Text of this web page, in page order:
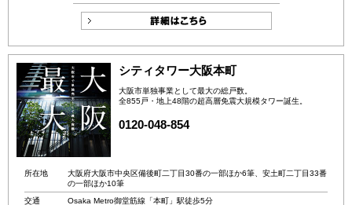
シティタワー大阪本町
大阪市単独事業として最大の総戸数。
全855戸・地上48階の超高層免震大規模タワー誕生。
0120-048-854
所在地
大阪府大阪市中央区備後町二丁目30番の一部ほか6筆、安土町二丁目33番
の一部ほか10筆
交通
Osaka Metro御堂筋線「本町」駅徒歩5分